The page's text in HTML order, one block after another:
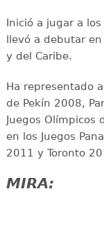
Inició a jugar a
llevó a debutar
y del Caribe.
Ha representado
de Pekín 2008,
Juegos Olímpicos
en los Juegos
2011 y Toronto
MIRA: